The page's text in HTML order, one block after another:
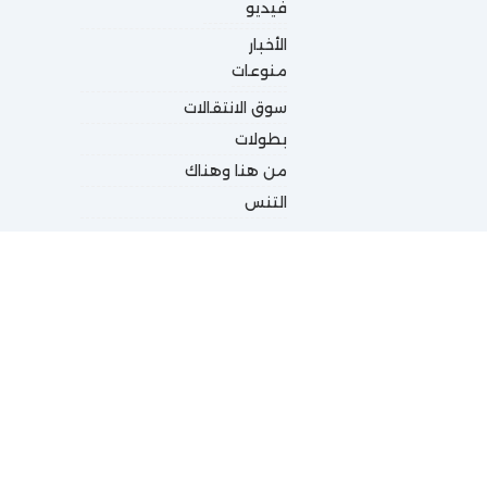
فيديو
الأخبار
منوعات
سوق الانتقالات
بطولات
من هنا وهناك
التنس